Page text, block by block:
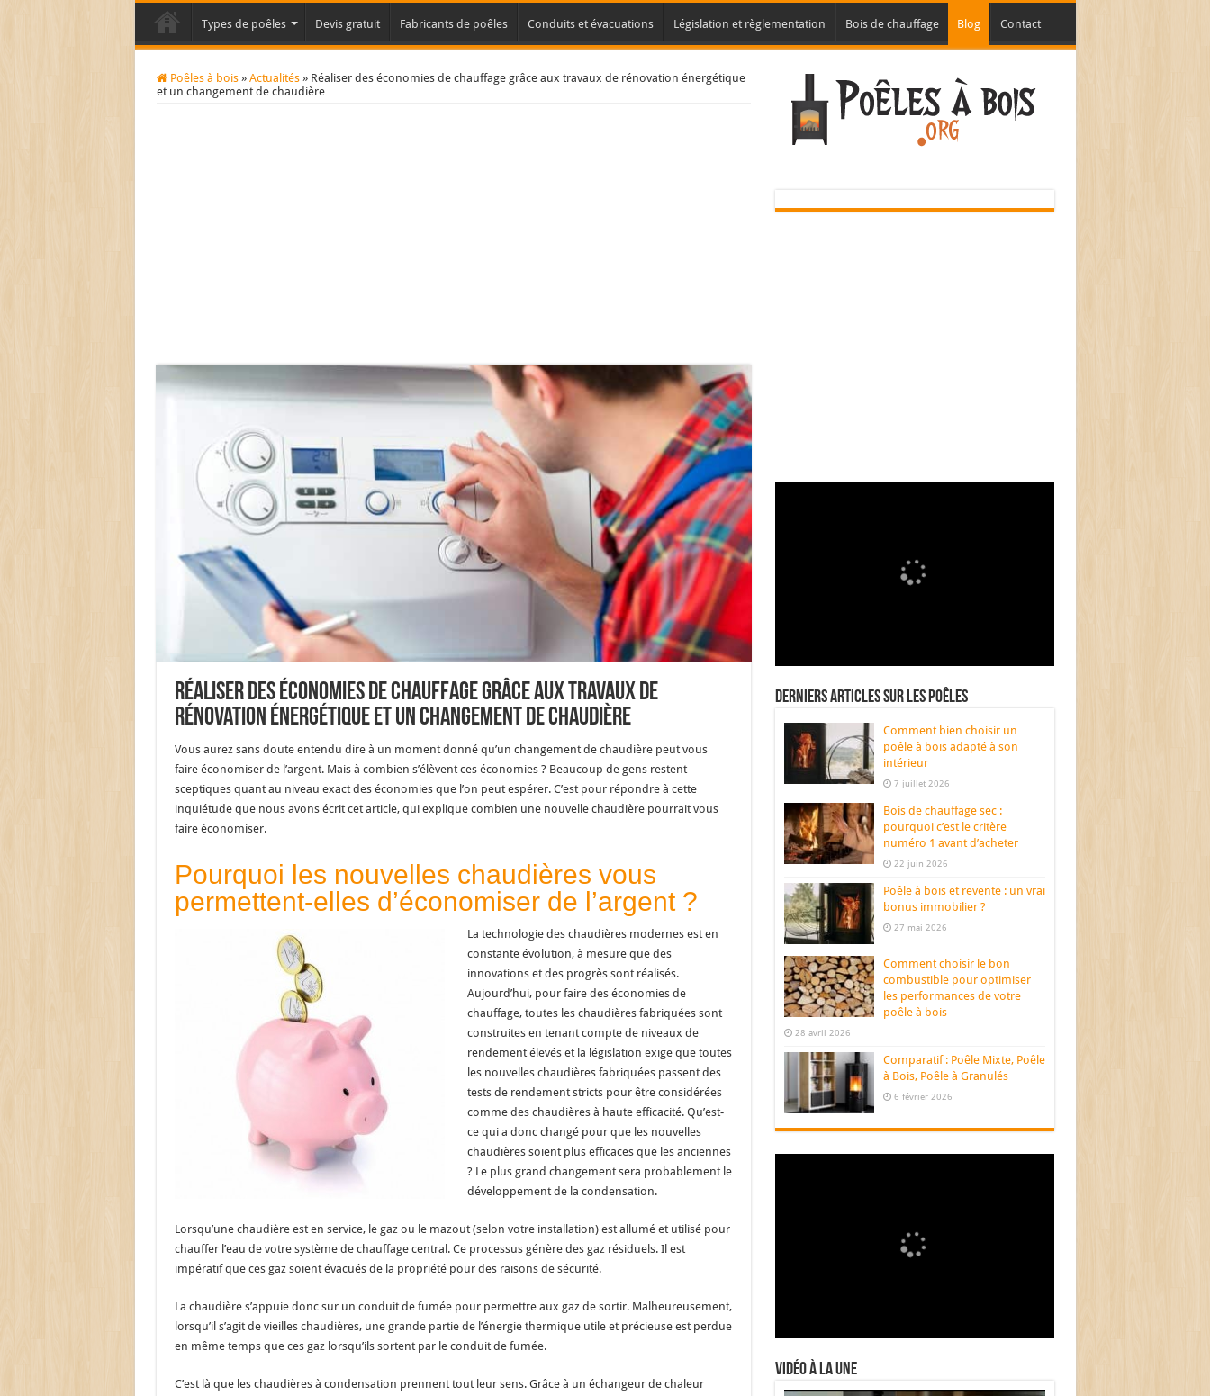
Types de poêles Devis gratuit Fabricants de poêles Conduits et évacuations Législation et règlementation Bois de chauffage Blog Contact
Poêles à bois » Actualités » Réaliser des économies de chauffage grâce aux travaux de rénovation énergétique
et un changement de chaudière
Réaliser des économies de chauffage grâce aux travaux de
rénovation énergétique et un changement de chaudière
Vous aurez sans doute entendu dire à un moment donné qu’un changement de chaudière peut vous
faire économiser de l’argent. Mais à combien s’élèvent ces économies ? Beaucoup de gens restent
sceptiques quant au niveau exact des économies que l’on peut espérer. C’est pour répondre à cette
inquiétude que nous avons écrit cet article, qui explique combien une nouvelle chaudière pourrait vous
faire économiser.
Pourquoi les nouvelles chaudières vous
permettent-elles d’économiser de l’argent ?
La technologie des chaudières modernes est en
constante évolution, à mesure que des
innovations et des progrès sont réalisés.
Aujourd’hui, pour faire des économies de
chauffage, toutes les chaudières fabriquées sont
construites en tenant compte de niveaux de
rendement élevés et la législation exige que toutes
les nouvelles chaudières fabriquées passent des
tests de rendement stricts pour être considérées
comme des chaudières à haute efficacité. Qu’est-
ce qui a donc changé pour que les nouvelles
chaudières soient plus efficaces que les anciennes
? Le plus grand changement sera probablement le
développement de la condensation.
Lorsqu’une chaudière est en service, le gaz ou le mazout (selon votre installation) est allumé et utilisé pour
chauffer l’eau de votre système de chauffage central. Ce processus génère des gaz résiduels. Il est
impératif que ces gaz soient évacués de la propriété pour des raisons de sécurité.
La chaudière s’appuie donc sur un conduit de fumée pour permettre aux gaz de sortir. Malheureusement,
lorsqu’il s’agit de vieilles chaudières, une grande partie de l’énergie thermique utile et précieuse est perdue
en même temps que ces gaz lorsqu’ils sortent par le conduit de fumée.
C’est là que les chaudières à condensation prennent tout leur sens. Grâce à un échangeur de chaleur
Derniers articles sur les poêles
Comment bien choisir un
poêle à bois adapté à son
intérieur
7 juillet 2026
Bois de chauffage sec :
pourquoi c’est le critère
numéro 1 avant d’acheter
22 juin 2026
Poêle à bois et revente : un vrai
bonus immobilier ?
27 mai 2026
Comment choisir le bon
combustible pour optimiser
les performances de votre
poêle à bois
28 avril 2026
Comparatif : Poêle Mixte, Poêle
à Bois, Poêle à Granulés
6 février 2026
Vidéo à la Une